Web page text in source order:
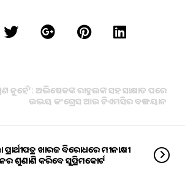
ନୁହେଁ’: ଅଭିଷେକଙ୍କ ରାହୁଲଙ୍କ ସହ ସାକ୍ଷାତ ପରେ
ଉଭୟ କଂଗ୍ରେସ ଆଉ ଟିଏମସିର ବଡ ବୟାନ
ଖାରଜ ବିରୋଧରେ ମୀନାକ୍ଷୀ
ଶୁଣାଣି କରିବେ ସୁପ୍ରିମକୋର୍ଟ